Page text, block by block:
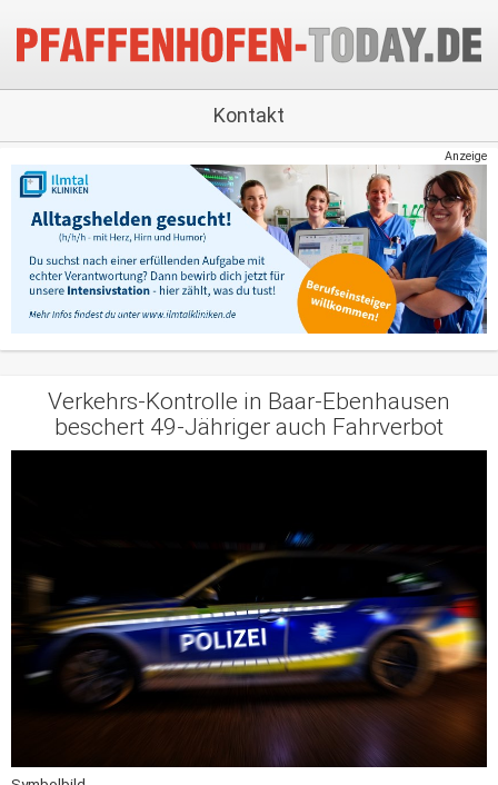
Kontakt
Anzeige
Verkehrs-Kontrolle in Baar-Ebenhausen
beschert 49-Jähriger auch Fahrverbot